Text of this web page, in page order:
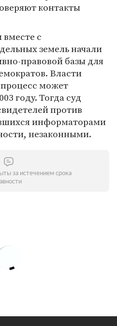
контакты
с
земель начали
правовой базы для
Власти
может
году. Тогда суд
против
информаторами
незаконными.
за истечением срока